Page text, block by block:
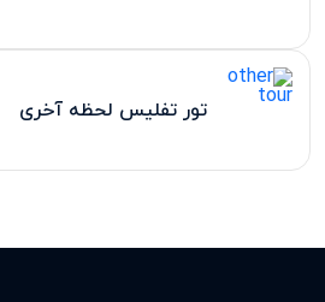
تور تفلیس لحظه آخری